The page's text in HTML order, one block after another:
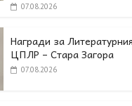
07.08.2026
Награди за
ЦПЛР – Стара Загора
07.08.2026